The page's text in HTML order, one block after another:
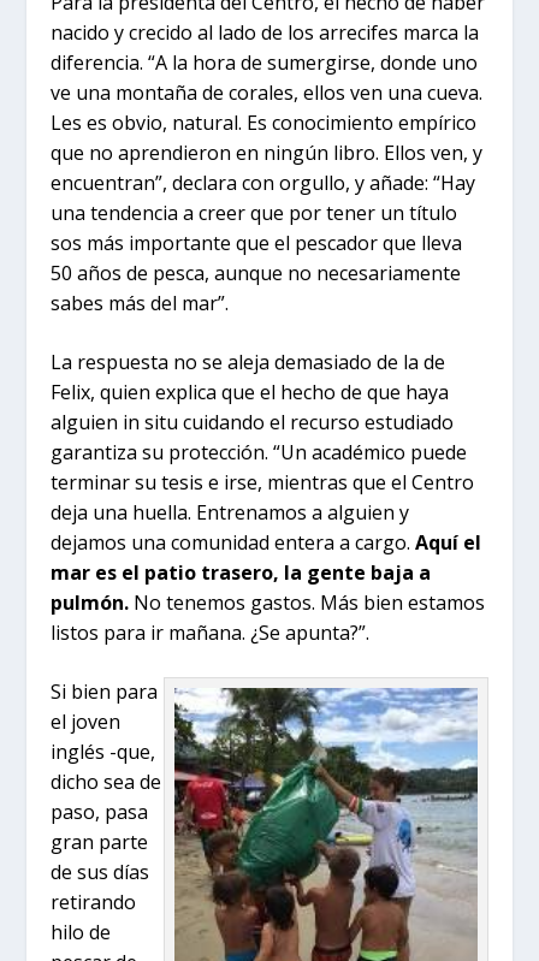
nacido y crecido al lado de los arrecifes marca la
diferencia. “A la hora de sumergirse, donde uno
ve una montaña de corales, ellos ven una cueva.
Les es obvio, natural. Es conocimiento empírico
que no aprendieron en ningún libro. Ellos ven, y
encuentran”, declara con orgullo, y añade: “Hay
una tendencia a creer que por tener un título
sos más importante que el pescador que lleva
50 años de pesca, aunque no necesariamente
sabes más del mar”.
La respuesta no se aleja demasiado de la de
Felix, quien explica que el hecho de que haya
alguien in situ cuidando el recurso estudiado
garantiza su protección. “Un académico puede
terminar su tesis e irse, mientras que el Centro
deja una huella. Entrenamos a alguien y
dejamos una comunidad entera a cargo.Aquí el
mar es el patio trasero, la gente baja a
pulmón. No tenemos gastos. Más bien estamos
listos para ir mañana. ¿Se apunta?”.
Si bien para
el joven
inglés -que,
dicho sea de
paso, pasa
gran parte
de sus días
retirando
hilo de